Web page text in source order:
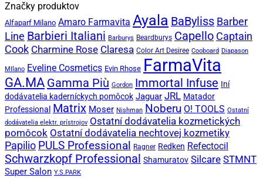
Značky produktov
Alfaparf Milano Amaro Farmavita Ayala BaByliss Barber
Line Barbieri Italiani Barburys Beardburys Capello Captain
Cook Charmine Rose Claresa Color Art Desiree Cooboard Diapason
MIlano Eveline Cosmetics Evin Rhose FarmaVita
GA.MA Gamma Più Gordon Immortal Infuse Iní
dodávatelia kaderníckych pomôcok Jaguar JRL Matador
Professional Matrix Moser Nishman Noberu O! TOOLS Ostatní
dodávatelia elektr. prístrojov Ostatní dodávatelia kozmetických
pomôcok Ostatní dodávatelia nechtovej kozmetiky
Papilio PULS Professional Ragner Redken Refectocil
Schwarzkopf Professional Shamuratov Silcare STMNT
Super Salon Y.S.PARK